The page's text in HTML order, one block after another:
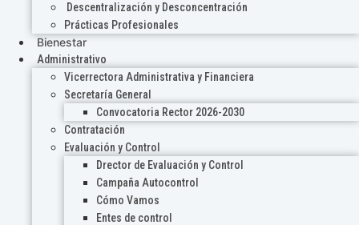
Descentralización y Desconcentración
Prácticas Profesionales
Bienestar
Administrativo
Vicerrectora Administrativa y Financiera
Secretaría General
Convocatoria Rector 2026-2030
Contratación
Evaluación y Control
Drector de Evaluación y Control
Campaña Autocontrol
Cómo Vamos
Entes de control